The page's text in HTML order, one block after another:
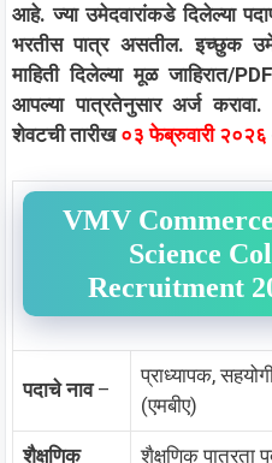
आहे. ज्या उमेदवारांकडे दिलेल्या
भरतीस पात्र असतील. इच्छुक
माहिती दिलेल्या मूळ जाहिरात/
आपल्या पात्रतेनुसार अर्ज करावा.
शेवटची तारीख०३ फेब्रुवारी २०२६
VMV
Science
Recruitment
पदाचे नाव–
प्राध्यापक,
(एमबीए)
शैक्षणिक
शैक्षणिक